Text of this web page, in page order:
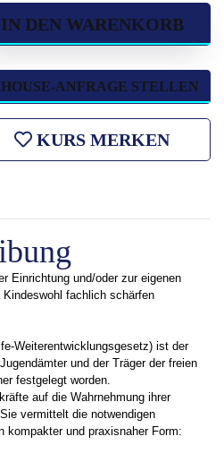
IN DEN WARENKORB
ANFRAGE STELLEN
KURS MERKEN
Einrichtung und/oder zur eigenen
fachlich schärfen
Weiterentwicklungsgesetz) ist der
und der Träger der freien
festgelegt worden.
auf die Wahrnehmung ihrer
vermittelt die notwendigen
kompakter und praxisnaher Form: